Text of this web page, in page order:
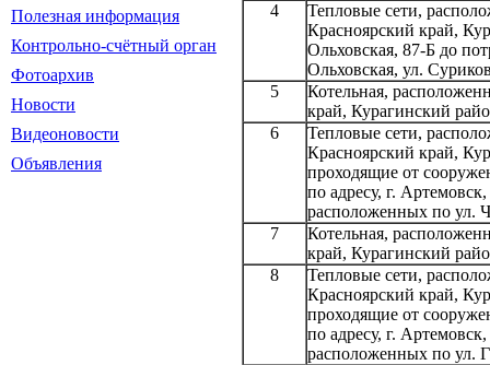
Полезная информация
Контрольно-счётный орган
Фотоархив
Новости
Видеоновости
Объявления
4
Тепловые сети,
Красноярский край,
Ольховская, 87-Б до
Ольховская, ул.
5
Котельная,
край, Курагинский
6
Тепловые сети,
Красноярский край,
проходящие от
по адресу, г.
расположенных по ул.
7
Котельная,
край, Курагинский
8
Тепловые сети,
Красноярский край,
проходящие от
по адресу, г.
расположенных по ул.